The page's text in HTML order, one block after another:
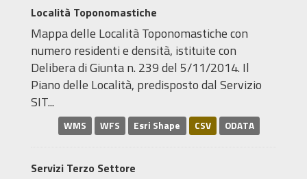
Località Toponomastiche
Mappa delle Località Toponomastiche con
numero residenti e densità, istituite con
Delibera di Giunta n. 239 del 5/11/2014. Il
Piano delle Località, predisposto dal Servizio
SIT...
WMS WFS Esri Shape CSV ODATA
Servizi Terzo Settore